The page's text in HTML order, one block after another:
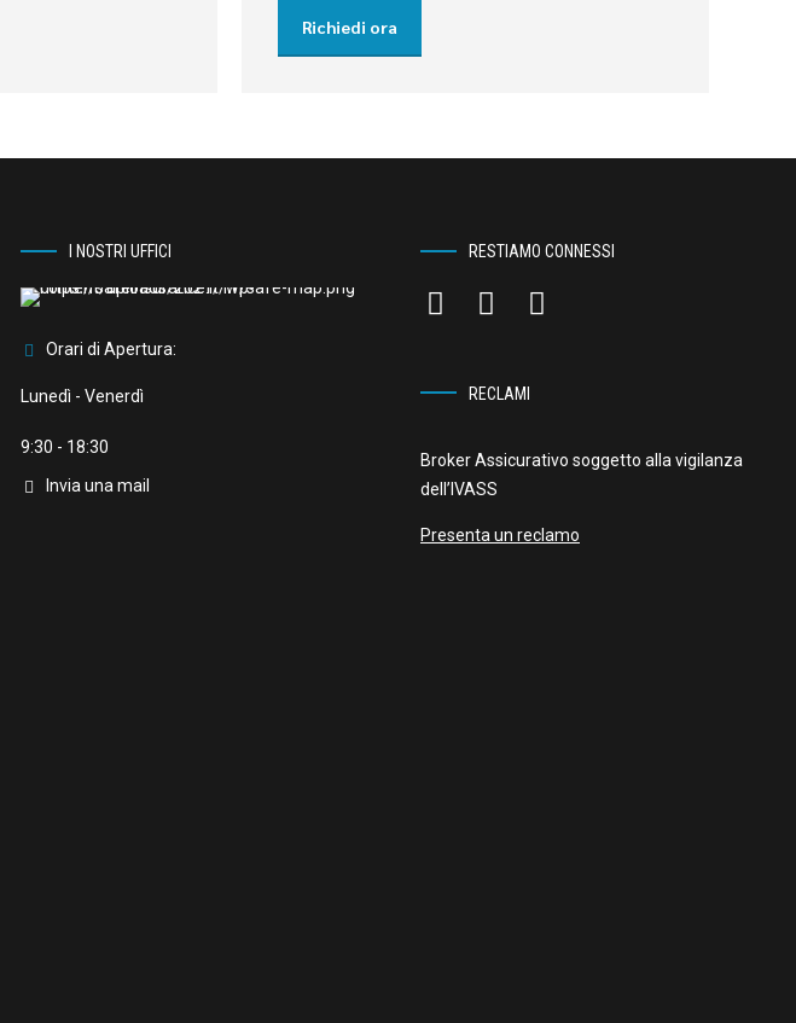
Richiedi ora
I NOSTRI UFFICI
Orari di Apertura:
Lunedì - Venerdì
9:30 - 18:30
Invia una mail
RESTIAMO CONNESSI
RECLAMI
Broker Assicurativo soggetto alla vigilanza
dell’IVASS
Presenta un reclamo